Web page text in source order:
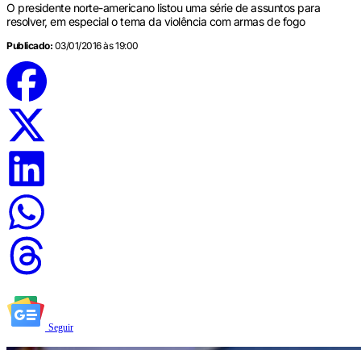
O presidente norte-americano listou uma série de assuntos para
resolver, em especial o tema da violência com armas de fogo
Publicado: 03/01/2016 às 19:00
Seguir